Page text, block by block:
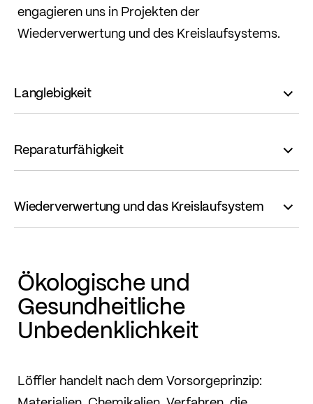
engagieren uns in Projekten der
Wiederverwertung und des Kreislaufsystems.
Langlebigkeit
Reparaturfähigkeit
Wiederverwertung und das Kreislaufsystem
Ökologische und
Gesundheitliche
Unbedenklichkeit
Löffler handelt nach dem Vorsorgeprinzip: